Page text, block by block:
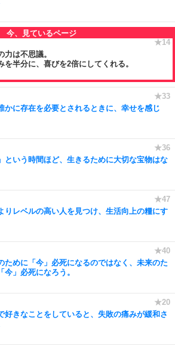
力は不思議。
を半分に、喜びを2倍にしてくれる。
かに存在を必要とされるときに、幸せを感じ
という時間ほど、生きるために大切な宝物はな
りレベルの高い人を見つけ、生活向上の糧にす
ために「今」必死になるのではなく、未来のた
今」必死になろう。
好きなことをしていると、失敗の痛みが緩和さ